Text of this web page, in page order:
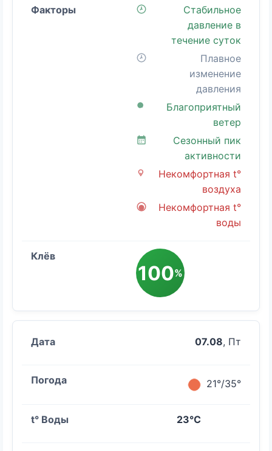
Стабильное
давление в
течение суток
Плавное
изменение
давления
Благоприятный
ветер
Сезонный пик
активности
Некомфортная t°
воздуха
Некомфортная t°
воды
100%
07.08, Пт
21°/35°
23°C